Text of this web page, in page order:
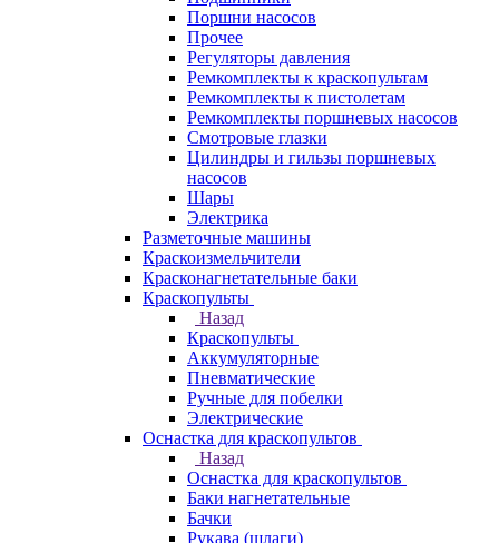
Поршни насосов
Прочее
Регуляторы давления
Ремкомплекты к краскопультам
Ремкомплекты к пистолетам
Ремкомплекты поршневых насосов
Смотровые глазки
Цилиндры и гильзы поршневых
насосов
Шары
Электрика
Разметочные машины
Краскоизмельчители
Красконагнетательные баки
Краскопульты
Назад
Краскопульты
Аккумуляторные
Пневматические
Ручные для побелки
Электрические
Оснастка для краскопультов
Назад
Оснастка для краскопультов
Баки нагнетательные
Бачки
Рукава (шлаги)